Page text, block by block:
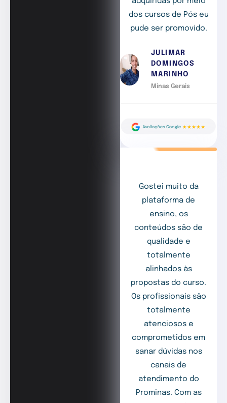
dos cursos de Pós eu
pude ser promovido.
JULIMAR
DOMINGOS
MARINHO
Minas Gerais
Gostei muito da
plataforma de
ensino, os
conteúdos são de
qualidade e
totalmente
alinhados às
propostas do curso.
Os profissionais são
totalmente
atenciosos e
comprometidos em
sanar dúvidas nos
canais de
atendimento do
Prominas. Com as